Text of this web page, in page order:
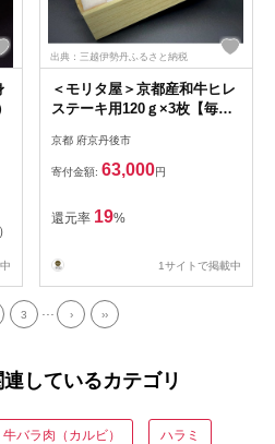
出典：三越伊勢丹ふるさと納税
＜モリタ屋＞京都産和牛ヒレ
ステーキ用120ｇ×3枚【毎月
京都 府京丹後市
寄付金額: 63,000円
還元率 19%
1サイトで掲載中
3 › ››
しているカテゴリ
牛バラ肉（カルビ） ハラミ